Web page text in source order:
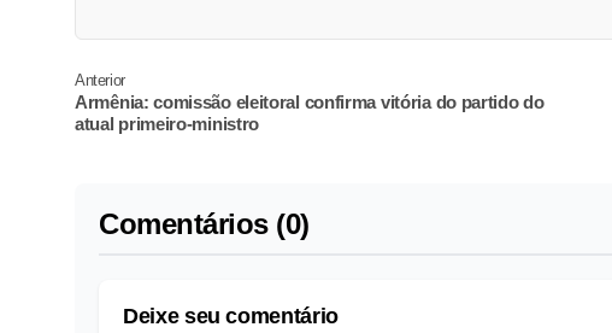
Anterior
Armênia: comissão eleitoral confirma vitória do partido do
atual primeiro-ministro
Comentários (0)
Deixe seu comentário